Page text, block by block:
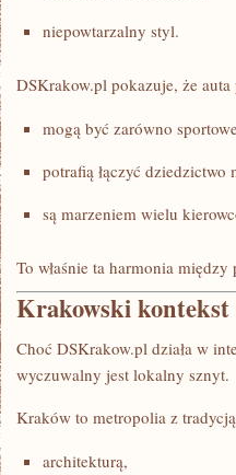
niepowtarzalny styl.
DSKrakow.pl pokazuje, że auta
mogą być zarówno
potrafią łączyć dziedzictwo
są marzeniem wielu
To właśnie ta harmonia
Krakowski
Choć DSKrakow.pl działa w
wyczuwalny jest lokalny sznyt.
Kraków to metropolia z
architekturą,